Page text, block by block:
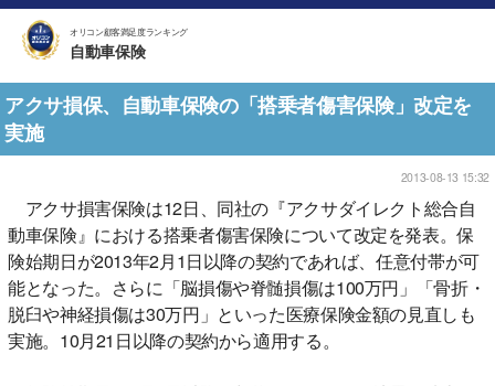
オリコン顧客満足度ランキング
自動車保険
アクサ損保、自動車保険の「搭乗者傷害保険」改定を
実施
2013-08-13 15:32
アクサ損害保険は12日、同社の『アクサダイレクト総合自
動車保険』における搭乗者傷害保険について改定を発表。保
険始期日が2013年2月1日以降の契約であれば、任意付帯が可
能となった。さらに「脳損傷や脊髄損傷は100万円」「骨折・
脱臼や神経損傷は30万円」といった医療保険金額の見直しも
実施。10月21日以降の契約から適用する。